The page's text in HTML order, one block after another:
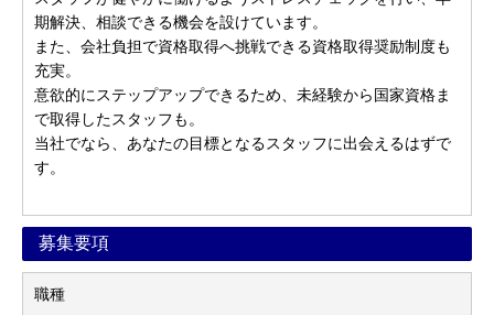
期解決、相談できる機会を設けています。
また、会社負担で資格取得へ挑戦できる資格取得奨励制度も
充実。
意欲的にステップアップできるため、未経験から国家資格ま
で取得したスタッフも。
当社でなら、あなたの目標となるスタッフに出会えるはずで
す。
募集要項
職種